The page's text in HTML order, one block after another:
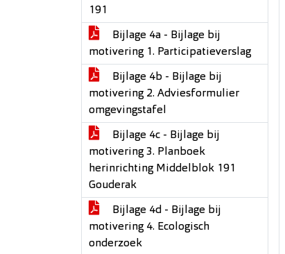
191
Bijlage 4a - Bijlage bij
motivering 1. Participatieverslag
Bijlage 4b - Bijlage bij
motivering 2. Adviesformulier
omgevingstafel
Bijlage 4c - Bijlage bij
motivering 3. Planboek
herinrichting Middelblok 191
Gouderak
Bijlage 4d - Bijlage bij
motivering 4. Ecologisch
onderzoek